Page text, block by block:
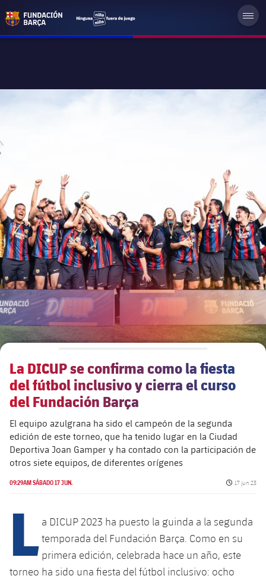
La DICUP se confirma como la fiesta
del fútbol inclusivo y cierra el curso
del Fundación Barça
El equipo azulgrana ha sido el campeón de la segunda
edición de este torneo, que ha tenido lugar en la Ciudad
Deportiva Joan Gamper y ha contado con la participación de
otros siete equipos, de diferentes orígenes
09:29AM SÁBADO 17 JUN. Fecha de
17 jun 23
L a DICUP 2023 ha puesto la guinda a la segunda
temporada del Fundación Barça. Como en su
primera edición, celebrada hace un año, este
torneo ha sido una fiesta del fútbol inclusivo: ocho